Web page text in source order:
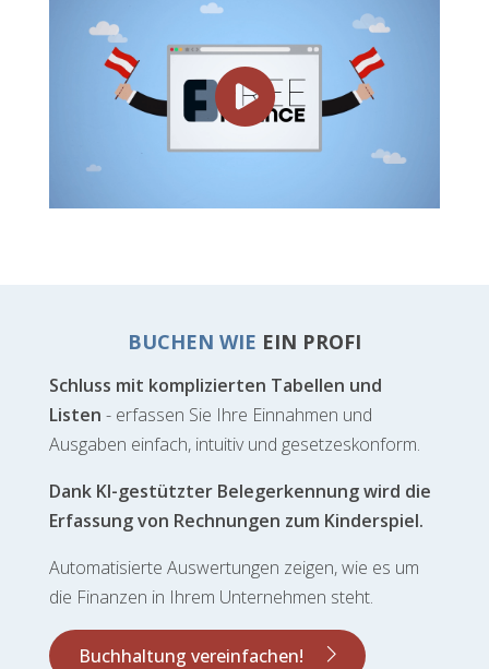
BUCHEN WIE EIN PROFI
Schluss mit komplizierten Tabellen und
Listen - erfassen Sie Ihre Einnahmen und
Ausgaben einfach, intuitiv und gesetzeskonform.
Dank KI-gestützter Belegerkennung wird die
Erfassung von Rechnungen zum Kinderspiel.
Automatisierte Auswertungen zeigen, wie es um
die Finanzen in Ihrem Unternehmen steht.
Buchhaltung vereinfachen!